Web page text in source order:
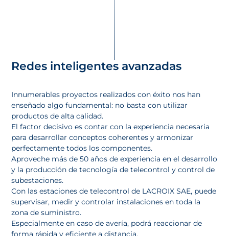
Redes inteligentes avanzadas
Innumerables proyectos realizados con éxito nos han
enseñado algo fundamental: no basta con utilizar
productos de alta calidad.
El factor decisivo es contar con la experiencia necesaria
para desarrollar conceptos coherentes y armonizar
perfectamente todos los componentes.
Aproveche más de 50 años de experiencia en el desarrollo
y la producción de tecnología de telecontrol y control de
subestaciones.
Con las estaciones de telecontrol de LACROIX SAE, puede
supervisar, medir y controlar instalaciones en toda la
zona de suministro.
Especialmente en caso de avería, podrá reaccionar de
forma rápida y eficiente a distancia.